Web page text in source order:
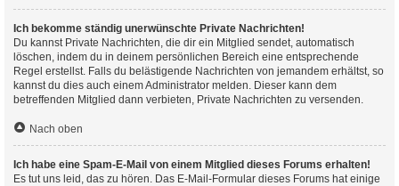
Ich bekomme ständig unerwünschte Private Nachrichten!
Du kannst Private Nachrichten, die dir ein Mitglied sendet, automatisch
löschen, indem du in deinem persönlichen Bereich eine entsprechende
Regel erstellst. Falls du belästigende Nachrichten von jemandem erhältst, so
kannst du dies auch einem Administrator melden. Dieser kann dem
betreffenden Mitglied dann verbieten, Private Nachrichten zu versenden.
Nach oben
Ich habe eine Spam-E-Mail von einem Mitglied dieses Forums erhalten!
Es tut uns leid, das zu hören. Das E-Mail-Formular dieses Forums hat einige